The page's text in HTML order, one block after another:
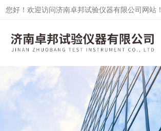
您好！欢迎访问济南卓邦试验仪器有限公司网站！